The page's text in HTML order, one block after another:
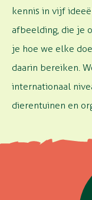
kennis in vijf
afbeelding, die je
je hoe we elke
daarin bereiken.
internationaal
dierentuinen en